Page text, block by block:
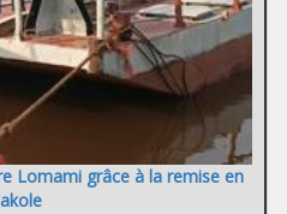
Lomami grâce à la remise en